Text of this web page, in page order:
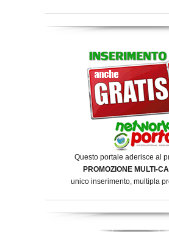
Questo portale aderisce al
PROMOZIONE MULTI-
unico inserimento, multipla